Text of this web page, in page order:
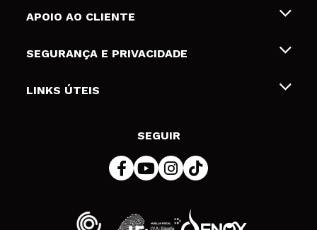
Sobre nós
Gift Cards
APOIO AO CLIENTE
Envios e Devoluções
Formas de pagamento
SEGURANÇA E PRIVACIDADE
Termos e Privacidade
LINKS ÚTEIS
SEGUIR